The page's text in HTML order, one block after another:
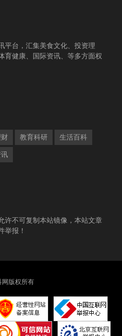
平台，汇集美食文化、投资理
育健康、国际资讯、等多方面权
教育科研 生活百科
许不可复制本站镜像，本站文章
举报！
版权所有